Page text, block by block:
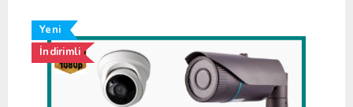
Yeni
İndirimli